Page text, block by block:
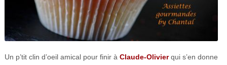
Un p’tit clin d’oeil amical pour finir à Claude-Olivierqui s’en donne